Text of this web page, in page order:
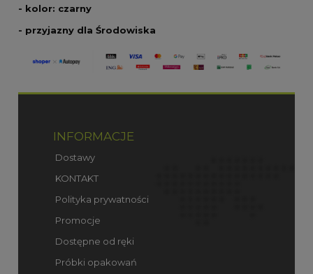
- kolor: czarny
- przyjazny dla Środowiska
INFORMACJE
Dostawy
KONTAKT
Polityka prywatności
Promocje
Dostępne od ręki
Próbki opakowań